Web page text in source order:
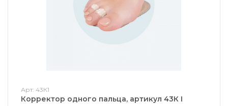
Арт: 43К1
Корректор одного пальца, артикул 43К I